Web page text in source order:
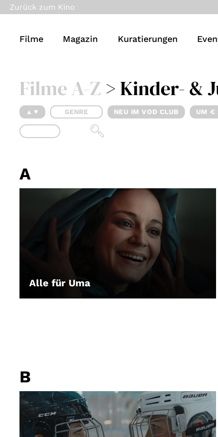
Zurück zum Kino
Filme Magazin Kuratierungen
Filme A-Z > Kinder- &
▲▼ GENRE NEU IM VOD CLUB UM €
A
Alle für Uma
LEIHEN
B